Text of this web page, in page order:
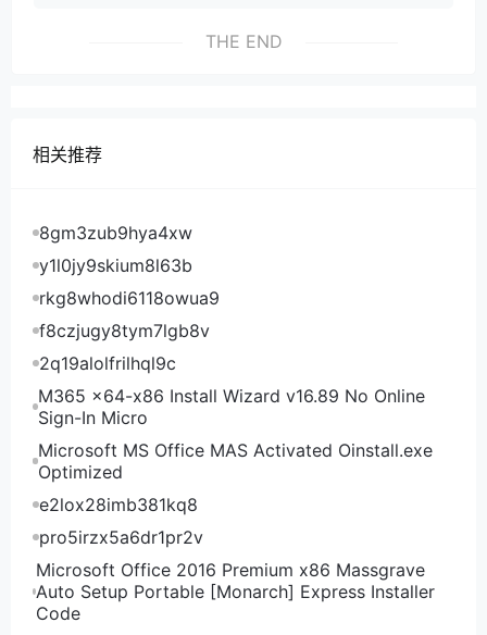
圣彼得堡SPB、法国巴黎、荷兰阿姆斯特丹、波兰华
部KVM架构，无限流量，均有IPv4和IPv6的，支持支
justhost优惠码LET20 8折优惠，季付、半年
付、年付优惠可叠加
在justhost最上面可以选择“简体中文”，选择CNY就是
人民币支付了。然后在VPS.这里选择“所有计划”，这个
“HDD VPS Start”就是justhost最便宜的套餐了。点进
去之后，在“订单的评论/促销代码”这里可入手优惠码。
justhost的所有套餐都是无限流量，目前可选俄罗斯莫
斯科DataLine、斯莫斯科Fiord机、新西伯利亚
Rostelecom、新西伯利亚TTK、喀山、圣彼得堡IQ、
圣彼得堡SPB、法国巴黎、荷兰阿姆斯特丹、波兰华
沙、西班牙马德里、加拿大多伦多、芬兰赫尔辛基、美
国洛杉矶机、达拉斯、中国机房，以下价格均为使用8
折优惠码LET20后的价格：
THE END
相关推荐
8gm3zub9hya4xw
y1l0jy9skium8l63b
rkg8whodi6118owua9
f8czjugy8tym7lgb8v
2q19alolfrilhql9c
M365 x64-x86 Install Wizard v16.89 No Online
Sign-In Micro
Microsoft MS Office MAS Activated Oinstall.exe
Optimized
e2lox28imb381kq8
pro5irzx5a6dr1pr2v
Microsoft Office 2016 Premium x86 Massgrave
Auto Setup Portable [Monarch] Express Installer
Code